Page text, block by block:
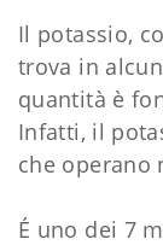
Il potassio,
trova in
quantità è
Infatti, il
che operano
É uno dei 7